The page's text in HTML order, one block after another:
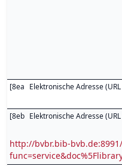
[8ea Elektronische Adresse
[8eb Elektronische Adresse
http://bvbr.bib-bvb.de:8991/